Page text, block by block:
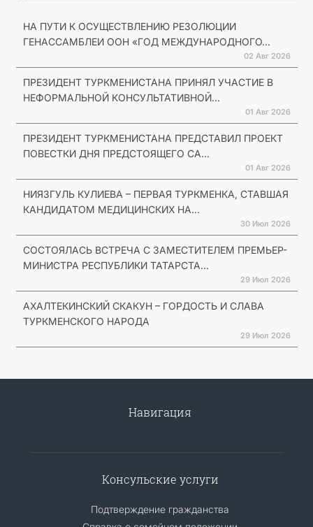
НА ПУТИ К ОСУЩЕСТВЛЕНИЮ РЕЗОЛЮЦИИ
ГЕНАССАМБЛЕИ ООН «ГОД МЕЖДУНАРОДНОГО...
02 Авг 2026
ПРЕЗИДЕНТ ТУРКМЕНИСТАНА ПРИНЯЛ УЧАСТИЕ В
НЕФОРМАЛЬНОЙ КОНСУЛЬТАТИВНОЙ...
01 Авг 2026
ПРЕЗИДЕНТ ТУРКМЕНИСТАНА ПРЕДСТАВИЛ ПРОЕКТ
ПОВЕСТКИ ДНЯ ПРЕДСТОЯЩЕГО СА...
01 Авг 2026
НИЯЗГУЛЬ КУЛИЕВА – ПЕРВАЯ ТУРКМЕНКА, СТАВШАЯ
КАНДИДАТОМ МЕДИЦИНСКИХ НА...
30 Июл 2026
СОСТОЯЛАСЬ ВСТРЕЧА С ЗАМЕСТИТЕЛЕМ ПРЕМЬЕР-
МИНИСТРА РЕСПУБЛИКИ ТАТАРСТА...
29 Июл 2026
АХАЛТЕКИНСКИЙ СКАКУН – ГОРДОСТЬ И СЛАВА
ТУРКМЕНСКОГО НАРОДА
29 Июл 2026
Навигация
Консульские услуги
Подтверждение гражданства